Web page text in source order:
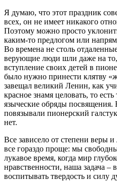
Я думаю, что этот праздник
всех, он не имеет никакого
Поэтому можно просто
каким-то предлогом или
Во времена не столь
верующие люди шли даже на то,
вступление своих детей в
было нужно принести клятву
завещал великий Ленин, как
красное знамя целовать, то
языческие обряды
повязывали пионерский
нет.
Все зависело от степени веры
все гораздо проще: мы
лукавое время, когда мир
нравственности, наша задача –
воспитывать твердость и силу